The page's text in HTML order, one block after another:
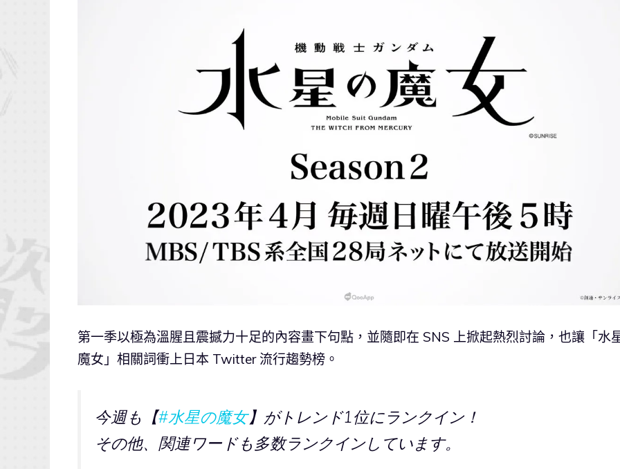
第一季以極為溫腥且震撼力十足的內容畫下句點，並隨即在 SNS 上掀起熱烈討論，也讓「水
魔女」相關詞衝上日本 Twitter 流行趨勢榜。
今週も【#水星の魔女】がトレンド1位にランクイン！
その他、関連ワードも多数ランクインしています。